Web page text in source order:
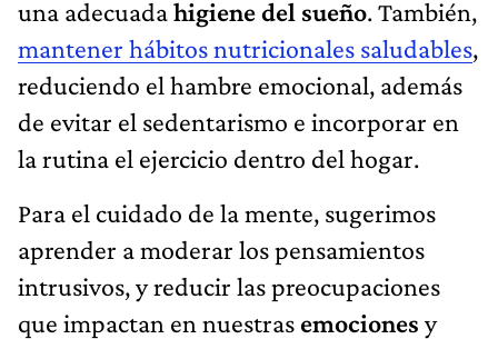
una adecuadahigiene del sueño. También,
mantener hábitos nutricionales saludables,
reduciendo el hambre emocional, además
de evitar el sedentarismo e incorporar en
la rutina el ejercicio dentro del hogar.
Para el cuidado de la mente, sugerimos
aprender a moderar los pensamientos
intrusivos, y reducir las preocupaciones
que impactan en nuestras emociones y